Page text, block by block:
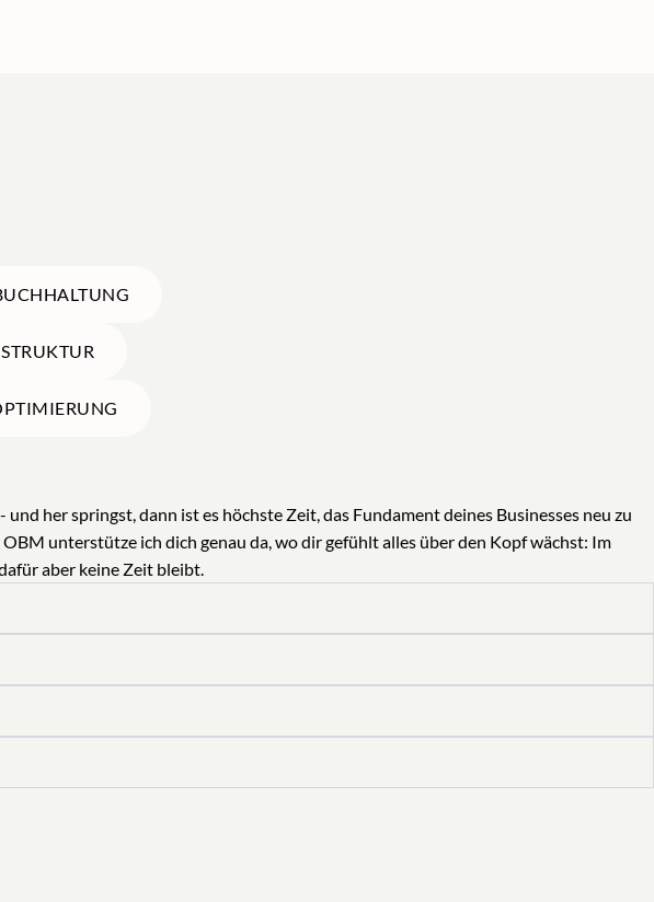
her springst, dann ist es höchste Zeit, das Fundament deines Businesses neu zu
unterstütze ich dich genau da, wo dir gefühlt alles über den Kopf wächst: Im
aber keine Zeit bleibt.